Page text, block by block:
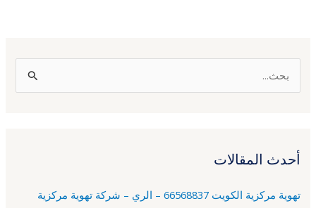
ث
ن
أحدث المقالات
تهوية مركزية الكويت 66568837 – الري – شركة تهوية مركزية